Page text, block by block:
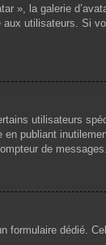
», la galerie
utilisateurs. Si
utilisateurs
publiant
de messages.
dédié.